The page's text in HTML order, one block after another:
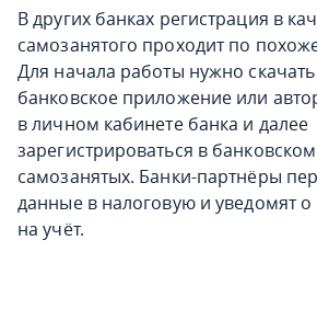
В других банках регистрация в
самозанятого проходит по
Для начала работы нужно
банковское приложение или
в личном кабинете банка и далее
зарегистрироваться в
самозанятых. Банки-партнёры
данные в налоговую и уведомят о
на учёт.